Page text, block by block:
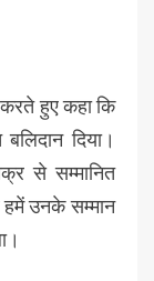
करते हुए कहा कि
दिया।
से सम्मानित
हमें उनके सम्मान